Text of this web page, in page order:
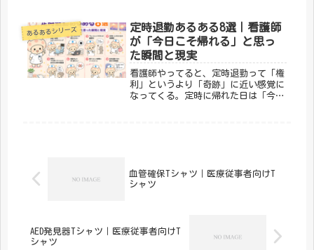
ん、プレゼントにもぴったりです。
「メディカルきのこセンター」が手が
ける...
あるあるシリーズ
定時退勤あるある8選｜看護師
が「今日こそ帰れる」と思っ
た瞬間と現実
看護師やってると、定時退勤って「権
利」というより「奇跡」に近い感覚に
なってくる。定時に帰れた日は「今日
血管確保Tシャツ｜医療従事者向けT
シャツ
AED発見器Tシャツ｜医療従事者向けT
シャツ